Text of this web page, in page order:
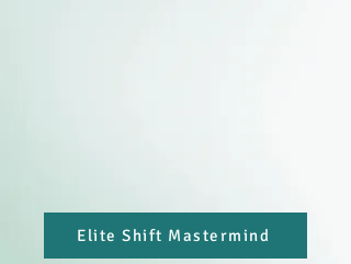
Elite Shift Mastermind